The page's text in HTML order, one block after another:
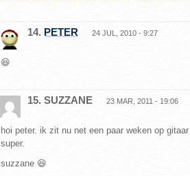
14. PETER 24 JUL, 2010 - 9:27
😆
15. SUZZANE 23 MAR, 2011 - 19:06
hoi peter. ik zit nu net een paar weken op
super.
suzzane 😆